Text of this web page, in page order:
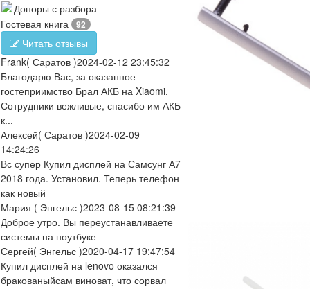
Доноры с разбора
Гостевая книга
92
Читать отзывы
Frank( Саратов )2024-02-12 23:45:32
Благодарю Вас, за оказанное
гостеприимство Брал АКБ на Xiaomi.
Сотрудники вежливые, спасибо им АКБ
к...
Алексей( Саратов )2024-02-09
14:24:26
Вс супер Купил дисплей на Самсунг А7
2018 года. Установил. Теперь телефон
как новый
Мария ( Энгельс )2023-08-15 08:21:39
Доброе утро. Вы переустанавливаете
системы на ноутбуке
Сергей( Энгельс )2020-04-17 19:47:54
Купил дисплей на lenovo оказался
бракованыйсам виноват, что сорвал